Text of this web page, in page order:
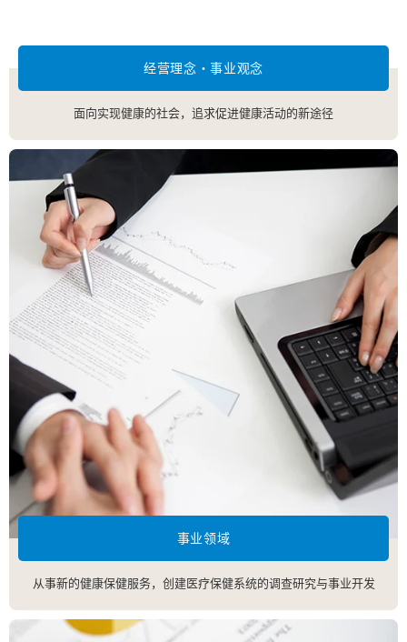
经营理念・事业观念
面向实现健康的社会，追求促进健康活动的新途径
事业领域
从事新的健康保健服务，创建医疗保健系统的调查研究与事业开发